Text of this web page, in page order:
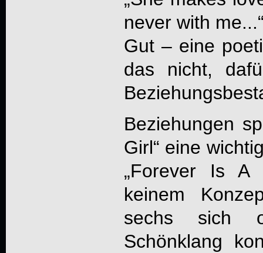
never with
Gut – eine
das nicht,
Beziehungen
Girl“ eine
„Forever Is A
keinem
sechs sich
Schönklang